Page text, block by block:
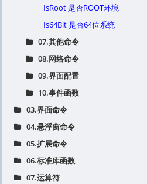
IsRoot 是否ROOT环境
Is64Bit 是否64位系统
07.其他命令
08.网络命令
09.界面配置
10.事件函数
03.界面命令
04.悬浮窗命令
05.扩展命令
06.标准库函数
07.运算符